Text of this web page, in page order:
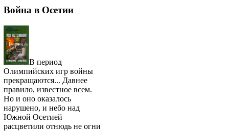
Война в Осетии
В период
Олимпийских игр войны
прекращаются... Давнее
правило, известное всем.
Но и оно оказалось
нарушено, и небо над
Южной Осетией
расцветили отнюдь не огни